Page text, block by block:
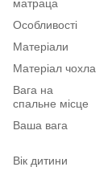
матраца
Особливості
Матеріали
Матеріал чохла
Вага на
спальне місце
Ваша вага
Вік дитини